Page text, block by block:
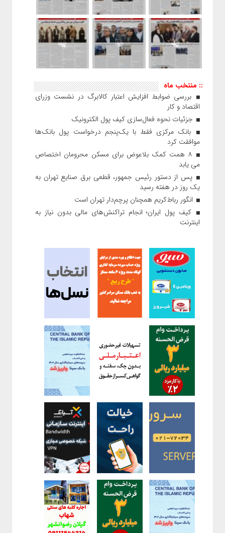
:: منتخب ماه
بررسی ضوابط افزایش اعتبار کالابرگ در نشست وزرای
اقتصاد و کار
جزئیات نحوه فعال‌سازی کیف پول الکترونیک
بانک مرکزی فقط با یک‌‎پنجم درخواست پول بانک‌ها
موافقت کرد
۸ همت کمک بلاعوض برای مسکن محرومان اختصاص
می یابد
پس از دستور رئیس‌ جمهور، قطعی برق صنایع تهران به
یک روز در هفته رسید
انگور رباط‌کریم همچنان پرچم‌دار تهران است
کیف پول ایران؛ انجام تراکنش‌های مالی بدون نیاز به
اینترنت